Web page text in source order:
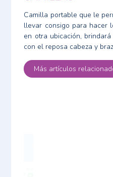
Camilla portable que le
llevar consigo para hacer
en otra ubicación,
con el reposa cabeza y
Más artículos